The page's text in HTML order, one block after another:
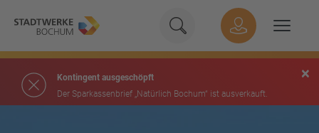
×
Kontingent ausgeschöpft
Der Sparkassenbrief „Natürlich Bochum“ ist ausverkauft.
Geben Sie hier Ihren
Suchen
Hauptnavigation